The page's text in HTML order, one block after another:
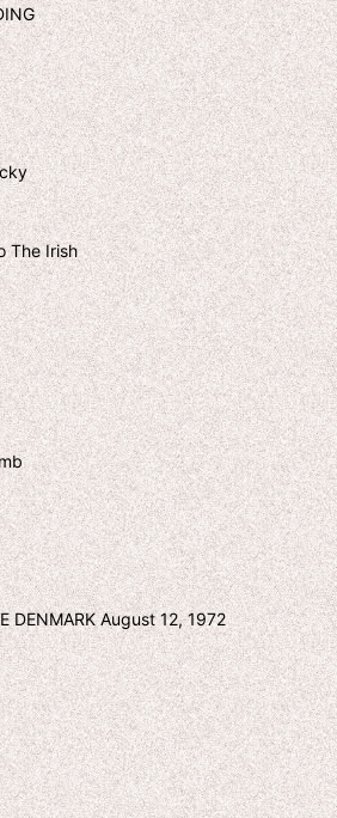
The Irish
DENMARK August 12, 1972